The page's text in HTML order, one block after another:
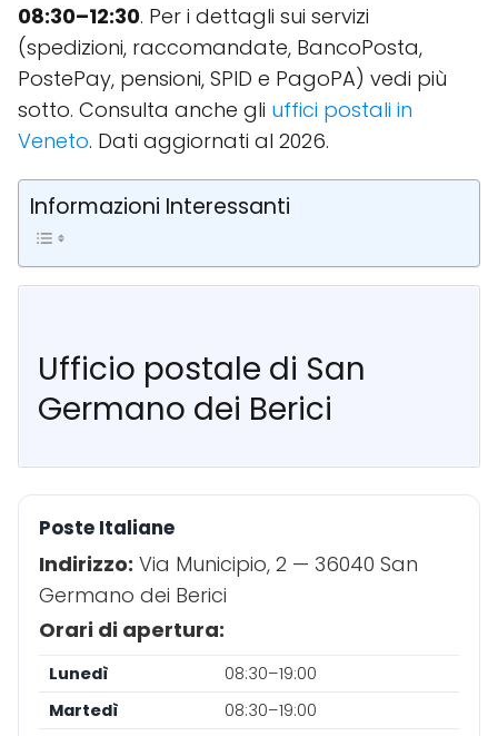
08:30–12:30. Per i dettagli sui servizi
(spedizioni, raccomandate, BancoPosta,
PostePay, pensioni, SPID e PagoPA) vedi più
sotto. Consulta anche gli uffici postali in
Veneto. Dati aggiornati al 2026.
Informazioni Interessanti
Ufficio postale di San
Germano dei Berici
Poste Italiane
Indirizzo: Via Municipio, 2 — 36040 San
Germano dei Berici
Orari di apertura:
Lunedì
08:30–19:00
Martedì
08:30–19:00